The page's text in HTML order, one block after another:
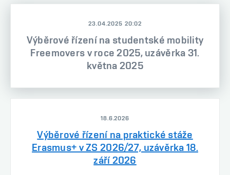
23.04.2025 20:02
Výběrové řízení na studentské mobility
Freemovers v roce 2025, uzávěrka 31.
května 2025
18.6.2026
Výběrové řízení na praktické stáže
Erasmus+ v ZS 2026/27, uzávěrka 18.
září 2026